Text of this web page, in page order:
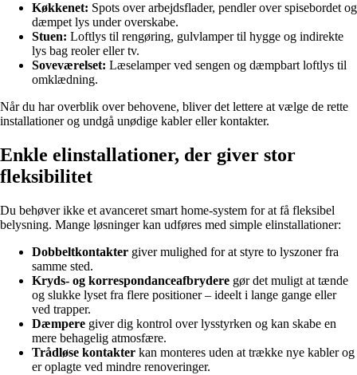
Køkkenet: Spots over arbejdsflader, pendler over spisebordet og
dæmpet lys under overskabe.
Stuen: Loftlys til rengøring, gulvlamper til hygge og indirekte
lys bag reoler eller tv.
Soveværelset: Læselamper ved sengen og dæmpbart loftlys til
omklædning.
Når du har overblik over behovene, bliver det lettere at vælge de rette
installationer og undgå unødige kabler eller kontakter.
Enkle elinstallationer, der giver stor
fleksibilitet
Du behøver ikke et avanceret smart home-system for at få fleksibel
belysning. Mange løsninger kan udføres med simple elinstallationer:
Dobbeltkontakter giver mulighed for at styre to lyszoner fra
samme sted.
Kryds- og korrespondanceafbrydere gør det muligt at tænde
og slukke lyset fra flere positioner – ideelt i lange gange eller
ved trapper.
Dæmpere giver dig kontrol over lysstyrken og kan skabe en
mere behagelig atmosfære.
Trådløse kontakter kan monteres uden at trække nye kabler og
er oplagte ved mindre renoveringer.